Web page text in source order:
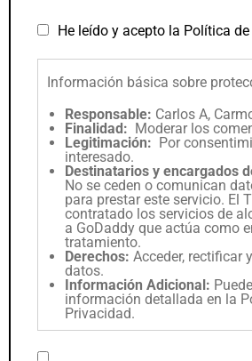
He leído y acepto la Política
Información básica sobre
Responsable: Carlos A,
Finalidad: Moderar los
Legitimación: Por
interesado.
Destinatarios y encargados
No se ceden o comunican
para prestar este servicio. El
contratado los servicios de
a GoDaddy que actúa como
tratamiento.
Derechos: Acceder, rectificar
datos.
Información Adicional:
información detallada en la
Privacidad.